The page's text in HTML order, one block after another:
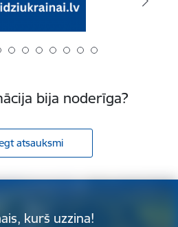
bija noderīga?
atsauksmi
kurš uzzina!